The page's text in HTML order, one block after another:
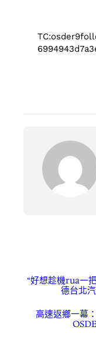
“好想趁機rua一
德台北
高速返鄉一幕